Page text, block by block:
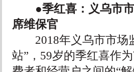
●季红喜：义乌市市
席维保官
2018年义乌市市场
站”，59岁的季红喜作